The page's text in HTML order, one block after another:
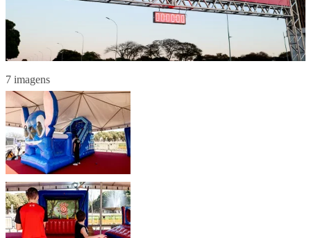
7 imagens